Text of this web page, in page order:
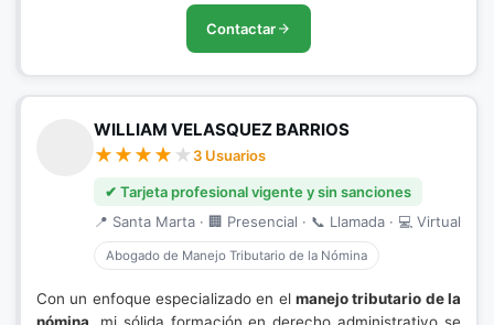
Contactar
WILLIAM VELASQUEZ BARRIOS
3 Usuarios
✔ Tarjeta profesional vigente y sin sanciones
📍 Santa Marta · 🏢 Presencial · 📞 Llamada · 💻 Virtual
Abogado de Manejo Tributario de la Nómina
Con un enfoque especializado en el manejo tributario de la